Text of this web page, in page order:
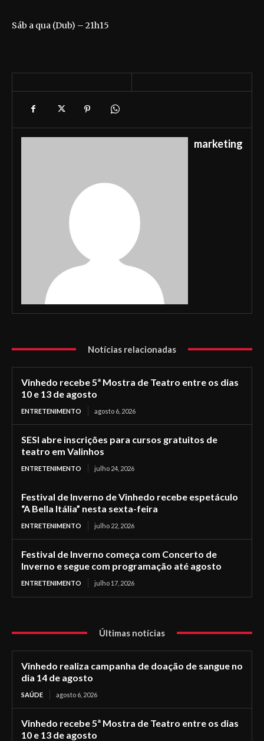
Sáb a qua (Dub) – 21h15
marketing
Notícias relacionadas
Vinhedo recebe 5ª Mostra de Teatro entre os dias
10 e 13 de agosto
ENTRETENIMENTO agosto 6, 2026
SESI abre inscrições para cursos gratuitos de
teatro em Valinhos
ENTRETENIMENTO julho 24, 2026
Festival de Inverno de Vinhedo recebe espetáculo
“A Bella Itália” nesta sexta-feira
ENTRETENIMENTO julho 22, 2026
Festival de Inverno começa com Concerto de
Inverno e segue com programação até agosto
ENTRETENIMENTO julho 17, 2026
Últimas notícias
Vinhedo realiza campanha de doação de sangue no
dia 14 de agosto
SAÚDE agosto 6, 2026
Vinhedo recebe 5ª Mostra de Teatro entre os dias
10 e 13 de agosto